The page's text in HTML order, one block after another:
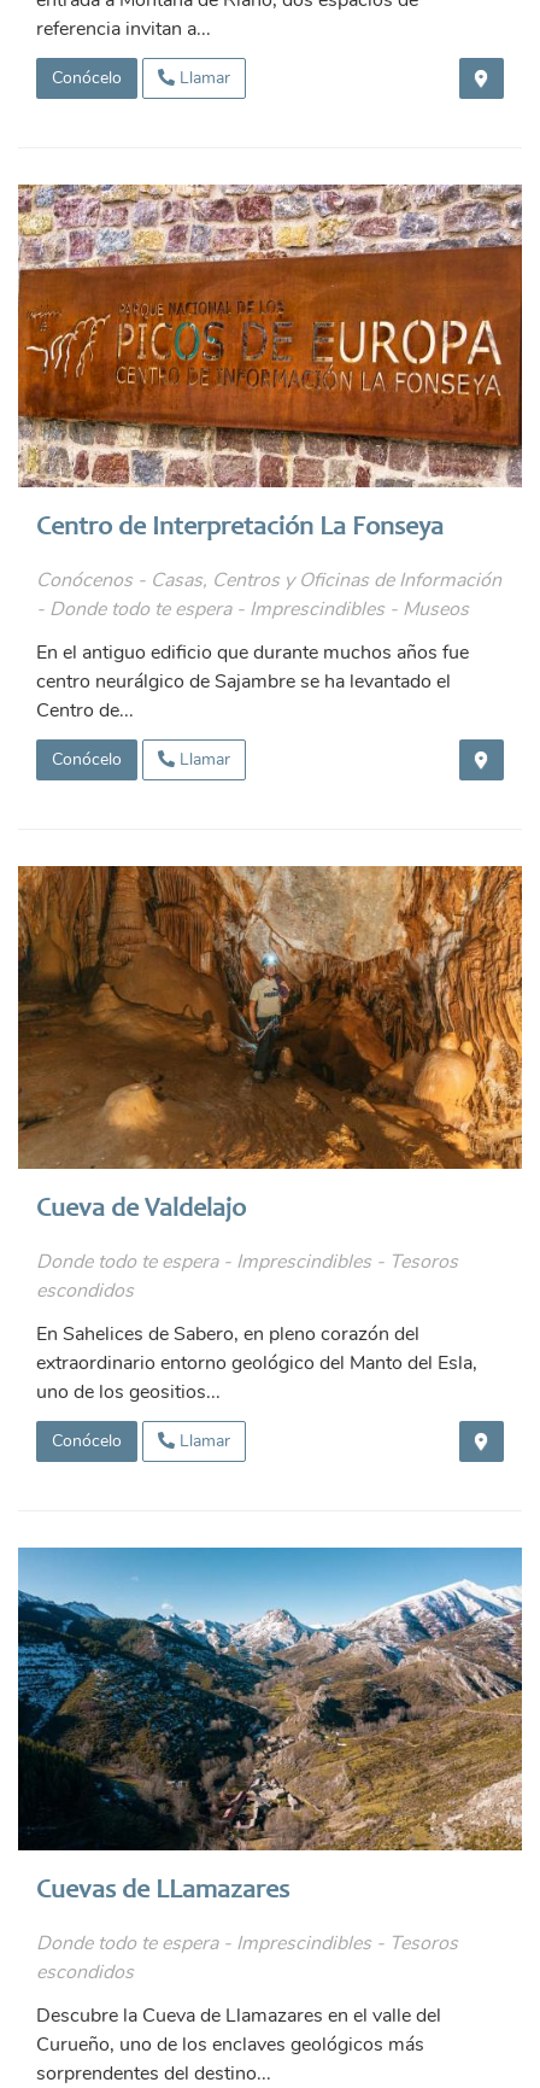
referencia invitan a...
Conócelo Llamar
Centro de Interpretación La Fonseya
Conócenos - Casas, Centros y Oficinas de Información
- Donde todo te espera - Imprescindibles - Museos
En el antiguo edificio que durante muchos años fue
centro neurálgico de Sajambre se ha levantado el
Centro de...
Conócelo Llamar
Cueva de Valdelajo
Donde todo te espera - Imprescindibles - Tesoros
escondidos
En Sahelices de Sabero, en pleno corazón del
extraordinario entorno geológico del Manto del Esla,
uno de los geositios...
Conócelo Llamar
Cuevas de LLamazares
Donde todo te espera - Imprescindibles - Tesoros
escondidos
Descubre la Cueva de Llamazares en el valle del
Curueño, uno de los enclaves geológicos más
sorprendentes del destino...